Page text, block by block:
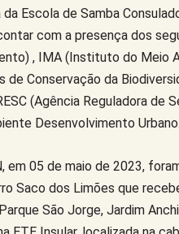
Escola de Samba
com a presença dos
, IMA (Instituto do Meio
Conservação da
(Agência Reguladora de
Desenvolvimento Urbano.
em 05 de maio de 2023,
Saco dos Limões que
São Jorge, Jardim